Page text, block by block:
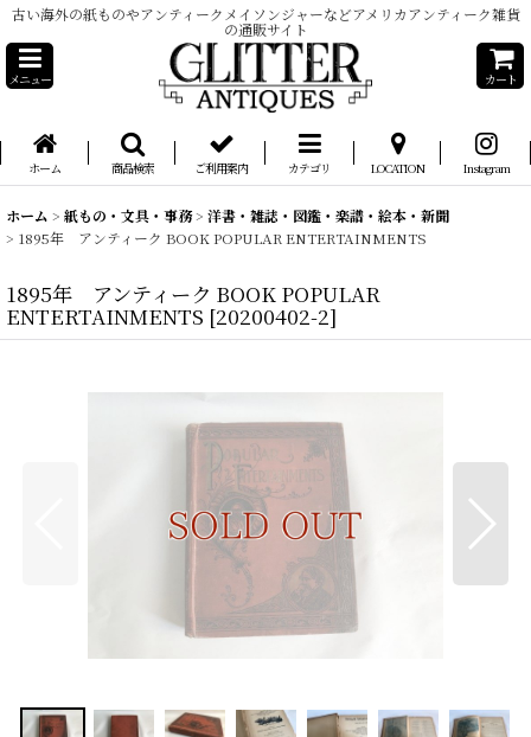
古い海外の紙ものやアンティークメイソンジャーなどアメリカアンティーク雑貨
の通販サイト
メニュー カート
ホーム 商品検索 ご利用案内 カテゴリ LOCATION Instagram
ホーム > 紙もの・文具・事務> 洋書・雑誌・図鑑・楽譜・絵本・新聞
> 1895年 アンティーク BOOK POPULAR ENTERTAINMENTS
1895年 アンティーク BOOK POPULAR
ENTERTAINMENTS [20200402-2]